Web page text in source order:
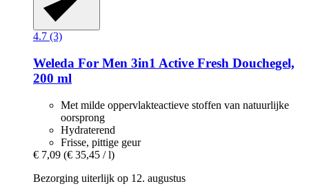
4.7 (3)
Weleda For Men 3in1 Active Fresh Douchegel,
200 ml
Met milde oppervlakteactieve stoffen van natuurlijke
oorsprong
Hydraterend
Frisse, pittige geur
€ 7,09 (€ 35,45 / l)
Bezorging uiterlijk op 12. augustus